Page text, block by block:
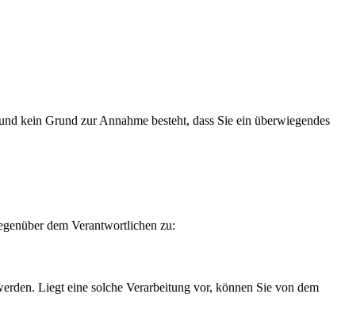
kein Grund zur Annahme besteht, dass Sie ein überwiegendes
dem Verantwortlichen zu:
Liegt eine solche Verarbeitung vor, können Sie von dem